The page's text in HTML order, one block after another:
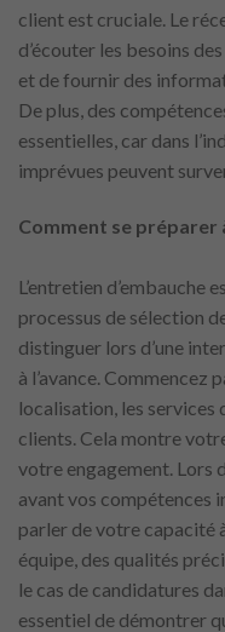
client est cruciale. Le
d’écouter les besoins
et de fournir des
De plus, des
essentielles, car dans
imprévues peuvent
Comment se préparer
L’entretien d’embauche
processus de sélection
distinguer lors d’une
à l’avance. Commencez
localisation, les services
clients. Cela montre
votre engagement. Lors
avant vos compétences
parler de votre capacité
équipe, des qualités
le cas de candidatures
essentiel de démontrer